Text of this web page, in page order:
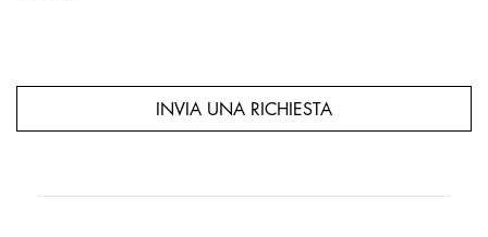
INVIA UNA RICHIESTA